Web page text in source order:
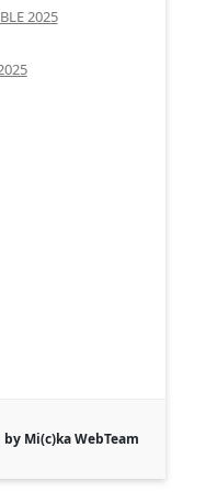
2025
Mi(c)ka WebTeam